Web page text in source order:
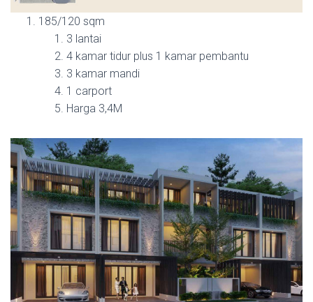
185/120 sqm
3 lantai
4 kamar tidur plus 1 kamar pembantu
3 kamar mandi
1 carport
Harga 3,4M